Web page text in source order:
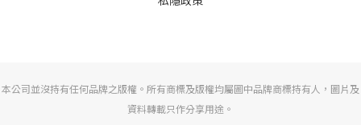
本公司並沒持有任何品牌之版權。所有商標及版權均屬圖中品牌商標持有人，圖片及
資料轉載只作分享用途。